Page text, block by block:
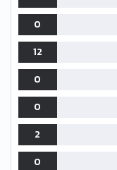
0
12
0
0
2
0